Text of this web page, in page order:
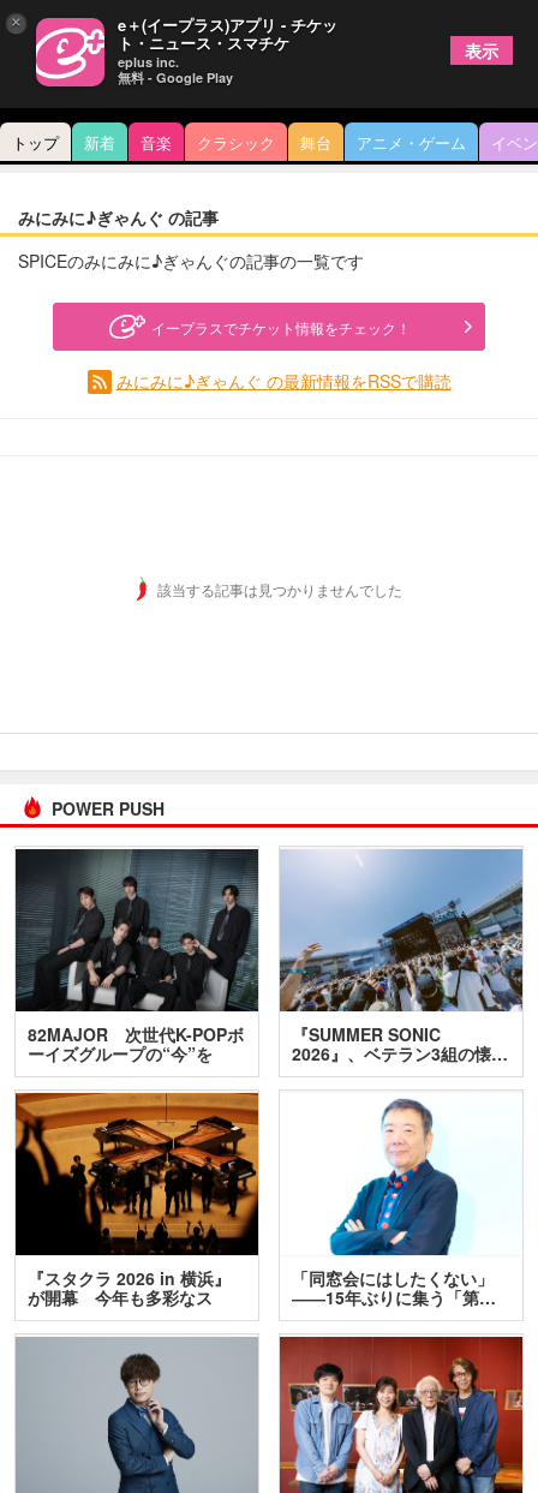
トップ 新着 音楽 クラシック 舞台 アニメ・ゲーム イベ
みにみに♪ぎゃんぐ の記事
SPICEのみにみに♪ぎゃんぐの記事の一覧です
イープラスでチケット情報をチェック！
みにみに♪ぎゃんぐ の最新情報をRSSで購読
該当する記事は見つかりませんでした
POWER PUSH
82MAJOR 次世代K-POPボ
ーイズグループの“今”を
訊…
『SUMMER SONIC
2026』、ベテラン3組の懐…
『スタクラ 2026 in 横浜』
が開幕 今年も多彩なス
テ…
「同窓会にはしたくない」
――15年ぶりに集う「第…
× e＋(イープラス)アプリ - チケッ
ト・ニュース・スマチケ
eplus inc.
無料 - Google Play
表示